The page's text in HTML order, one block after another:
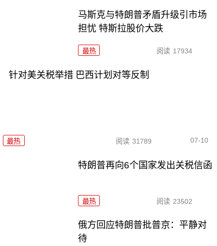
马斯克与特朗普矛盾升级引市场
担忧 特斯拉股价大跌
最热 阅读 17934
针对美关税举措 巴西计划对等反制
最热 阅读 31789 07-10
特朗普再向6个国家发出关税信函
最热 阅读 23502
俄方回应特朗普批普京：平静对
待